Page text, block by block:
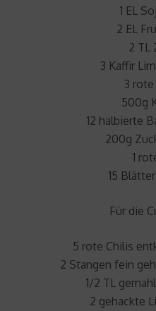
1 EL
2 EL
2 TL
3 Kaffir
3 rote
500g
12 halbierte
200g
1
15
Für die
5 rote Chilis
2 Stangen fein
1/2 TL
2 gehackte